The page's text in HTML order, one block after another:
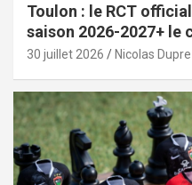
Toulon : le RCT
saison 2026-2027+ le
30 juillet 2026 Nicolas Dupre